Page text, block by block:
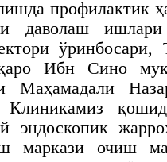
профилактик
даволаш ишлари
ўринбосари,
Ибн Сино
Маҳамадали
Клиникамиз
эндоскопик
маркази очиш